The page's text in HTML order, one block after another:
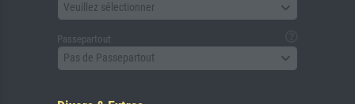
Veuillez sélectionner
Passepartout
Pas de Passepartout